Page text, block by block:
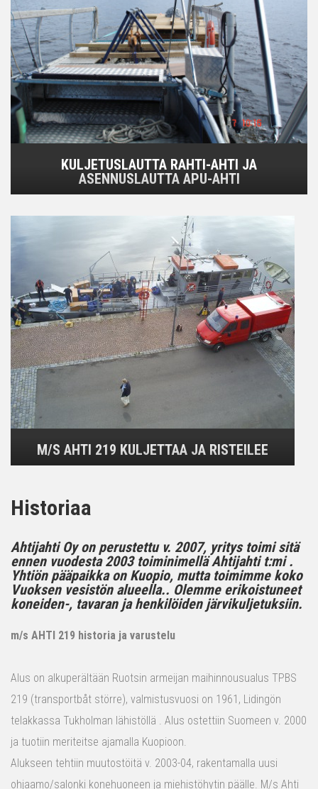
KULJETUSLAUTTA RAHTI-AHTI JA
ASENNUSLAUTTA APU-AHTI
M/S AHTI 219 KULJETTAA JA RISTEILEE
Historiaa
Ahtijahti Oy on perustettu v. 2007, yritys toimi sitä
ennen vuodesta 2003 toiminimellä Ahtijahti t:mi .
Yhtiön pääpaikka on Kuopio, mutta toimimme koko
Vuoksen vesistön alueella.. Olemme erikoistuneet
koneiden-, tavaran ja henkilöiden järvikuljetuksiin.
m/s AHTI 219 historia ja varustelu
Alus on alkuperältään Ruotsin armeijan maihinnousualus TPBS
219 (transportbåt större), valmistusvuosi on 1961, Lidingön
telakkassa Tukholman lähistöllä . Alus ostettiin Suomeen v. 2000
ja tuotiin meriteitse ajamalla Kuopioon.
Alukseen tehtiin muutostöitä v. 2003-04, rakentamalla uusi
ohjaamo/salonki konehuoneen ja miehistöhytin päälle. M/s Ahti